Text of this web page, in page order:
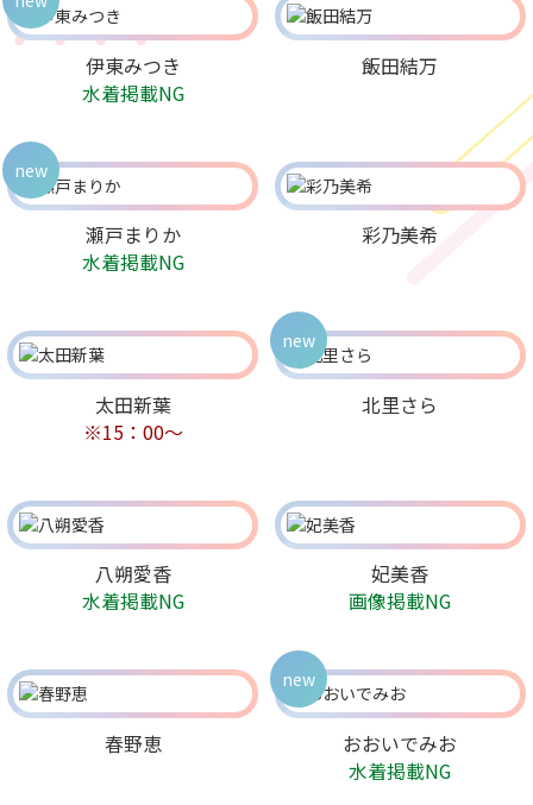
伊東みつき
水着掲載NG
飯田結万
瀬戸まりか
水着掲載NG
new
彩乃美希
太田新葉
※15：00～
北里さら
new
八朔愛香
水着掲載NG
妃美香
画像掲載NG
春野恵
おおいでみお
水着掲載NG
new